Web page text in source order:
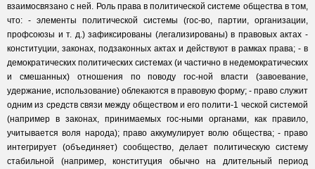
взаимосвязано с ней. Роль права в политической системе общества в том,
что: - элементы политической системы (гос-во, партии, организации,
профсоюзы и т. д.) зафиксированы (легализированы) в правовых актах -
конституции, законах, подзаконных актах и действуют в рамках права; - в
демократических политических системах (и частично в недемократических
и смешанных) отношения по поводу гос-ной власти (завоевание,
удержание, использование) облекаются в правовую форму; - право служит
одним из средств связи между обществом и его полити-1 ческой системой
(например в законах, принимаемых гос-ными органами, как правило,
учитывается воля народа); право аккумулирует волю общества; - право
интегрирует (объединяет) сообщество, делает политическую систему
стабильной (например, конституция обычно на длительный период